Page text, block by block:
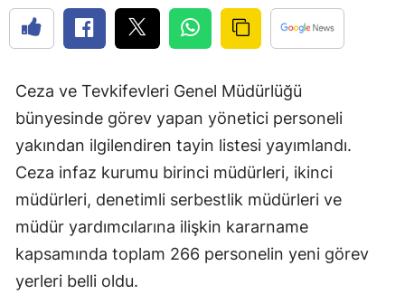
Ceza ve Tevkifevleri Genel Müdürlüğü
bünyesinde görev yapan yönetici personeli
yakından ilgilendiren tayin listesi yayımlandı.
Ceza infaz kurumu birinci müdürleri, ikinci
müdürleri, denetimli serbestlik müdürleri ve
müdür yardımcılarına ilişkin kararname
kapsamında toplam 266 personelin yeni görev
yerleri belli oldu.